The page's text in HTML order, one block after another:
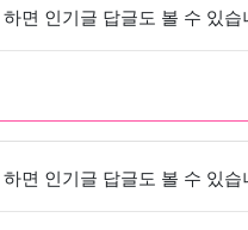
면 인기글 답글도 볼 수 있습
면 인기글 답글도 볼 수 있습